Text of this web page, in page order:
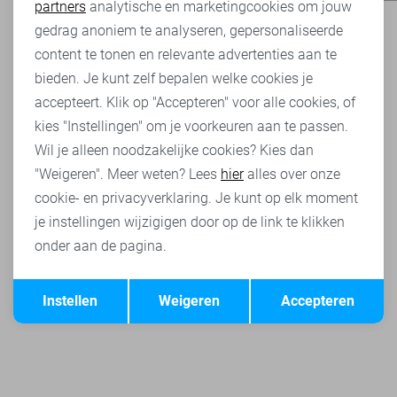
Marketing cookies
Terug Opslaan
partners analytische en marketingcookies om jouw
gedrag anoniem te analyseren, gepersonaliseerde
content te tonen en relevante advertenties aan te
bieden. Je kunt zelf bepalen welke cookies je
accepteert. Klik op "Accepteren" voor alle cookies, of
kies "Instellingen" om je voorkeuren aan te passen.
Wil je alleen noodzakelijke cookies? Kies dan
"Weigeren". Meer weten? Lees hieralles over onze
cookie- en privacyverklaring. Je kunt op elk moment
je instellingen wijzigigen door op de link te klikken
onder aan de pagina.
Accepteren
Weigeren
Instellen